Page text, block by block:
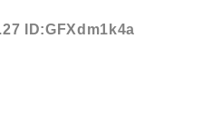
ID:GFXdm1k4a